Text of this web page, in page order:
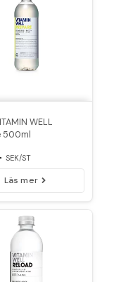
WELL
500ml
SEK/ST
Läs mer